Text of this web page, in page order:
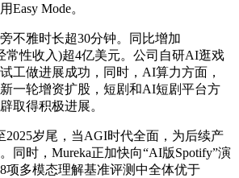
Easy Mode。
雅时长超30分钟。同比增加
常性收入)超4亿美元。公司自研AI逛戏
工做进展成功，同时，AI算力方面，
一轮增资扩股，短剧和AI短剧平台方
取得积极进展。
岁尾，当AGI时代全面，为后续产
同时，Mureka正加快向“AI版Spotify”演
项多模态理解基准评测中全体优于